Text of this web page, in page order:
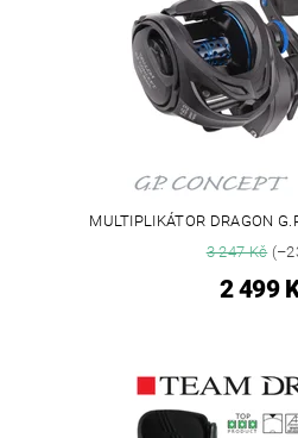
MULTIPLIKÁTOR DRAGON
3 247 Kč
2 499